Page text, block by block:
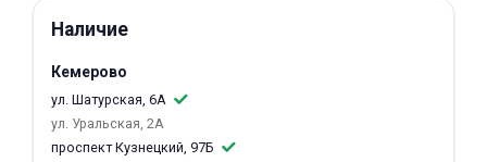
Наличие
Кемерово
ул. Шатурская, 6А
ул. Уральская, 2А
проспект Кузнецкий, 97Б
недели